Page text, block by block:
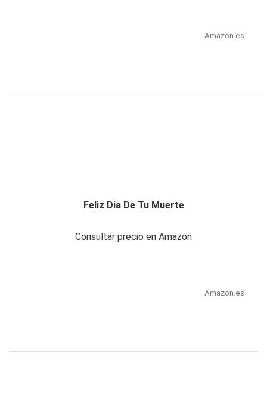
Amazon.es
Feliz Dia De Tu Muerte
Consultar precio en Amazon
Amazon.es